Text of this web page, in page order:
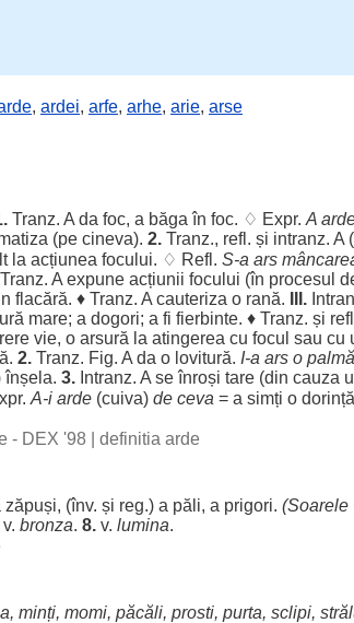
, ardei, arfe, arhe, arie, arse
Tranz. A da foc, a băga în foc. ♢ Expr. A
(pe cineva). 2. Tranz., refl. și intranz. A
la acțiunea focului. ♢ Refl. S-a ars
A expune acțiunii focului (în procesul
flacără. ♦ Tranz. A cauteriza o rană. III.
mare; a dogori; a fi fierbinte. ♦ Tranz. și
vie, o arsură la atingerea cu focul sau cu
. 2. Tranz. Fig. A da o lovitură. I-a ars o palmă
înșela. 3. Intranz. A seînroși tare (din cauza
A-i arde (cuiva) de ceva = a simți o dorință
- DEX '98
definitia arde
zăpuși, (înv. și reg.) a păli, a prigori. (Soarele
v. bronza. 8. v. lumina.
, minți, momi, păcăli, prosti, purta, sclipi,